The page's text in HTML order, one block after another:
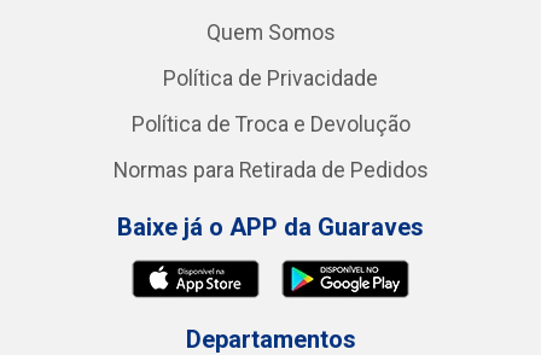
Quem Somos
Política de Privacidade
Política de Troca e Devolução
Normas para Retirada de Pedidos
Baixe já o APP da Guaraves
Departamentos